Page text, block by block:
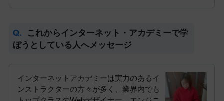
これからインターネット・アカデミーで学
ぼうとしている人へメッセージ
インターネットアカデミーは実力のあるイ
ンストラクターの方々が多く、業界内でも